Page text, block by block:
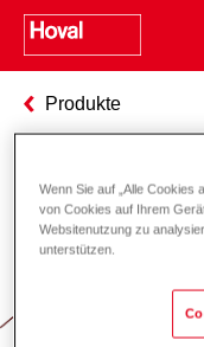
Produkte
Wenn Sie auf „Alle Cookies
von Cookies auf Ihrem
Websitenutzung zu
unterstützen.